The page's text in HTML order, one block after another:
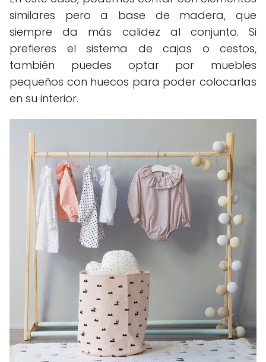
similares pero a base de madera, que
siempre da más calidez al conjunto. Si
prefieres el sistema de cajas o cestos,
también puedes optar por muebles
pequeños con huecos para poder colocarlas
en su interior.